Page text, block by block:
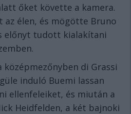
őket követte a kamera.
az élen, és mögötte Bruno
előnyt tudott kialakítani
középmezőnyben di Grassi
induló Buemi lassan
ellenfeleiket, és miután a
Heidfelden, a két bajnoki